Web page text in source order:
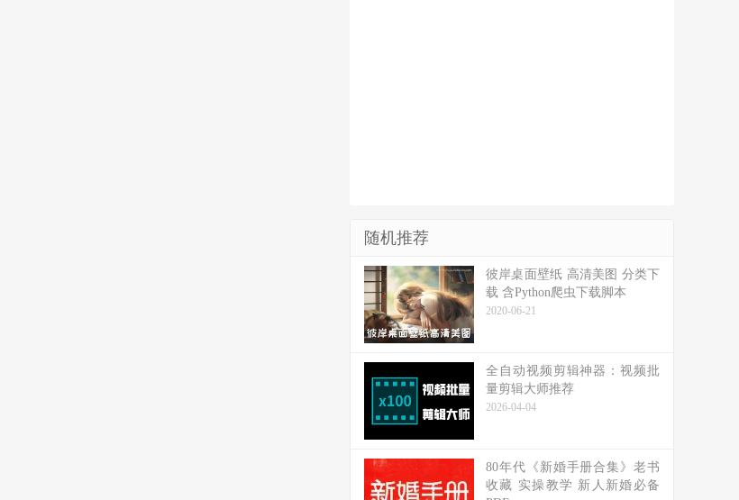
随机推荐
彼岸桌面壁纸 高清美图 分类下
载 含Python爬虫下载脚本
2020-06-21
全自动视频剪辑神器：视频批
量剪辑大师推荐
2026-04-04
80年代《新婚手册合集》老书
收藏 实操教学 新人新婚必备